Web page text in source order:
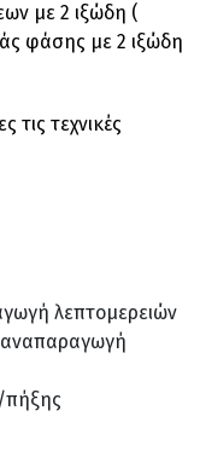
με 2 ιξώδη (
φάσης με 2 ιξώδη
τις τεχνικές
λεπτομερειών
αναπαραγωγή
πήξης